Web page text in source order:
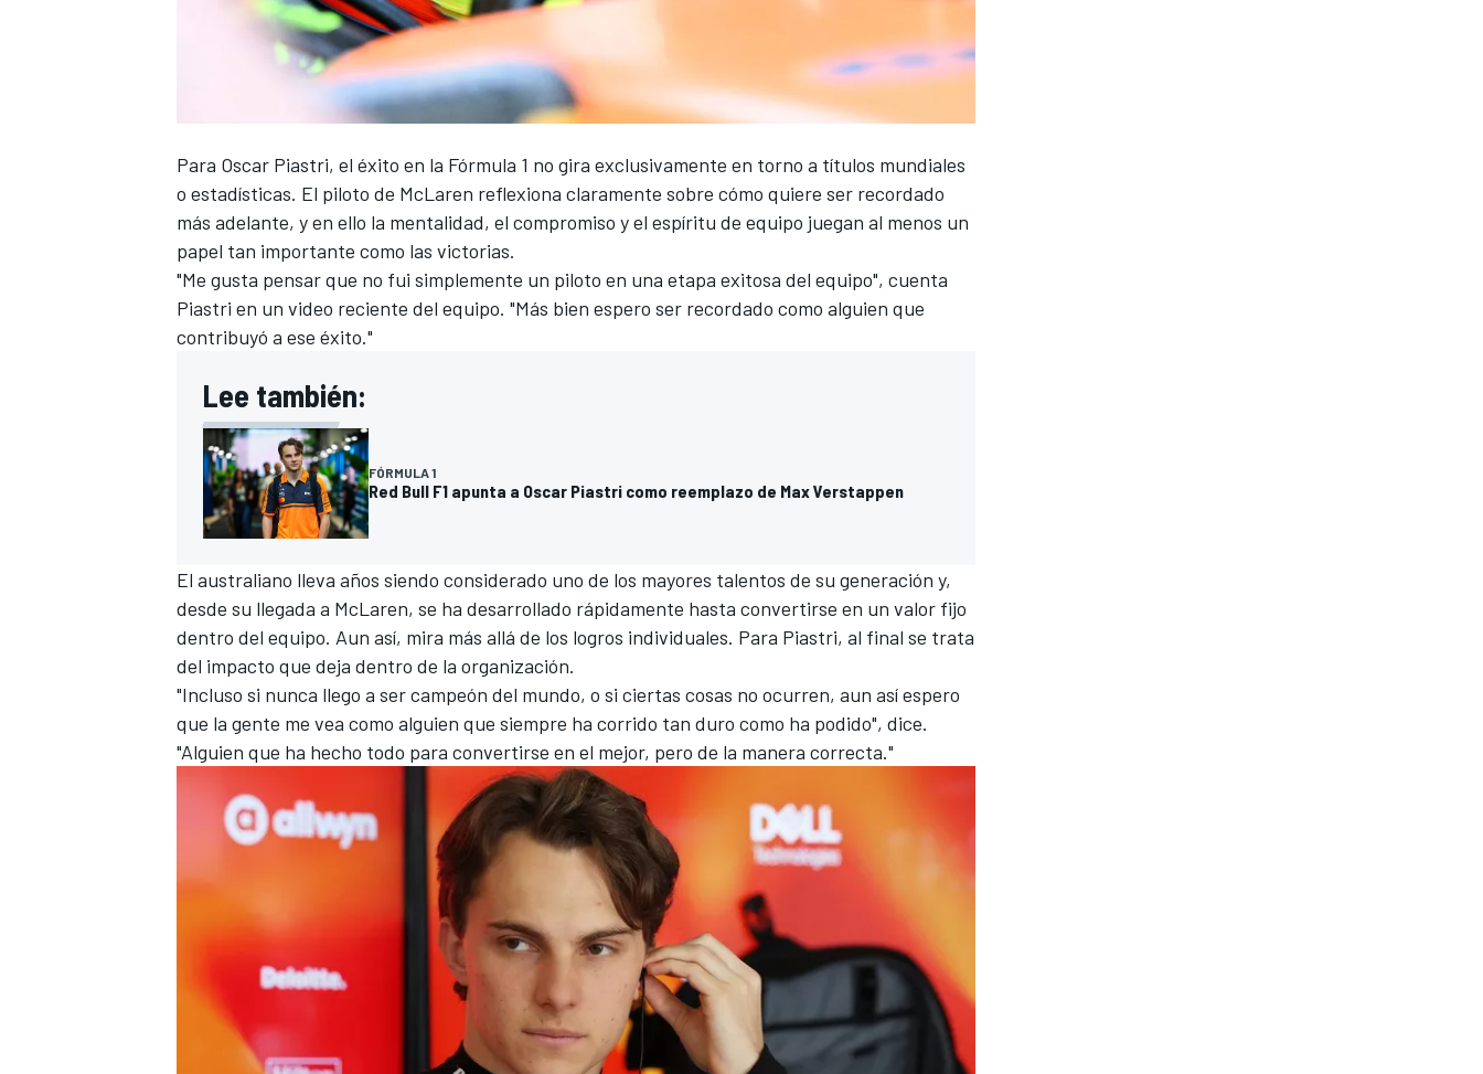
Para Oscar Piastri, el éxito en la Fórmula 1 no gira exclusivamente en torno a títulos mundiales
o estadísticas. El piloto de McLaren reflexiona claramente sobre cómo quiere ser recordado
más adelante, y en ello la mentalidad, el compromiso y el espíritu de equipo juegan al menos un
papel tan importante como las victorias.
"Me gusta pensar que no fui simplemente un piloto en una etapa exitosa del equipo", cuenta
Piastri en un video reciente del equipo. "Más bien espero ser recordado como alguien que
contribuyó a ese éxito."
Lee también:
FÓRMULA 1
Red Bull F1 apunta a Oscar Piastri como reemplazo de Max Verstappen
El australiano lleva años siendo considerado uno de los mayores talentos de su generación y,
desde su llegada a McLaren, se ha desarrollado rápidamente hasta convertirse en un valor fijo
dentro del equipo. Aun así, mira más allá de los logros individuales. Para Piastri, al final se trata
del impacto que deja dentro de la organización.
"Incluso si nunca llego a ser campeón del mundo, o si ciertas cosas no ocurren, aun así espero
que la gente me vea como alguien que siempre ha corrido tan duro como ha podido", dice.
"Alguien que ha hecho todo para convertirse en el mejor, pero de la manera correcta."